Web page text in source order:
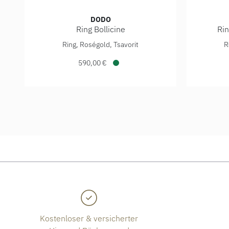
DODO
Ring Bollicine
DoDo Ring Bollicine, Ref: DAC3005-BOLLI-VA09R,
Ring, Roségold, Tsavorit
590,00 €
DoDo
Kostenloser & versicherter